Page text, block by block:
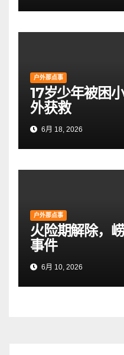
户外那点事
17岁少年被困
外获救
6月 18, 2026
户外那点事
火险期解除，
事件
6月 10, 2026